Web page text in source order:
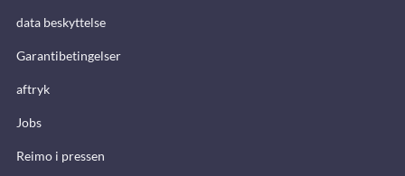
data beskyttelse
Garantibetingelser
aftryk
Jobs
Reimo i pressen